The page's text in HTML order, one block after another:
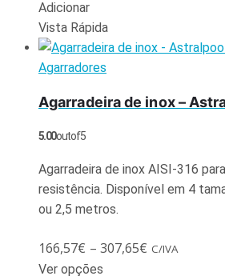
Adicionar
Vista Rápida
Agarradores
Agarradeira de inox –
5.00out of 5
Agarradeira de inox AISI-316
resistência. Disponível em 4
ou 2,5 metros.
166,57€ – 307,65€ C/IVA
Ver opções